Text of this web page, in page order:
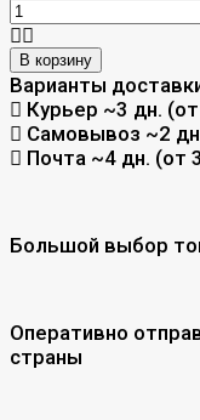
В корзину
Варианты
Курьер ~3 дн.
Самовывоз ~2
Почта ~4 дн. (от
Большой выбор
Оперативно
страны